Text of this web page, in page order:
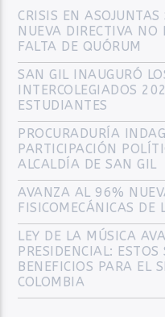
CRISIS EN
NUEVA DIRECTIVA NO
FALTA DE QUÓRUM
SAN GIL INAUGURÓ
INTERCOLEGIADOS
ESTUDIANTES
PROCURADURÍA
PARTICIPACIÓN
ALCALDÍA DE SAN GIL
AVANZA AL 96%
FISICOMECÁNICAS
LEY DE LA MÚSICA
PRESIDENCIAL:
BENEFICIOS PARA EL
COLOMBIA